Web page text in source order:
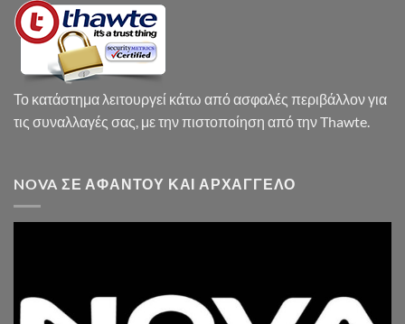
Το κατάστημα λειτουργεί κάτω από ασφαλές περιβάλλον για
τις συναλλαγές σας, με την πιστοποίηση από την Thawte.
NOVA ΣΕ ΑΦΆΝΤΟΥ ΚΑΙ ΑΡΧΆΓΓΕΛΟ